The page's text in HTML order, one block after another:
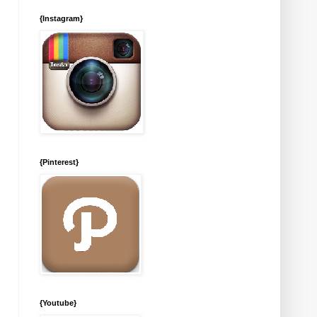
{Instagram}
{Pinterest}
{Youtube}